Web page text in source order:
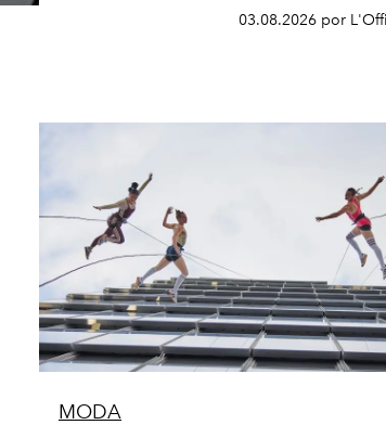
03.08.2026 por
MODA